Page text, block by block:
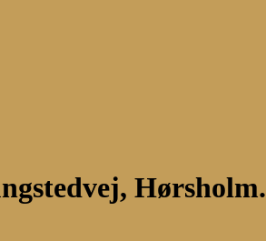
Hørsholm.